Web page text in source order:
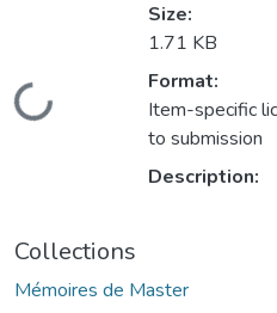
Loading...
Size:
1.71 KB
Format:
Item-specific
to submission
Description:
Collections
Mémoires de Master